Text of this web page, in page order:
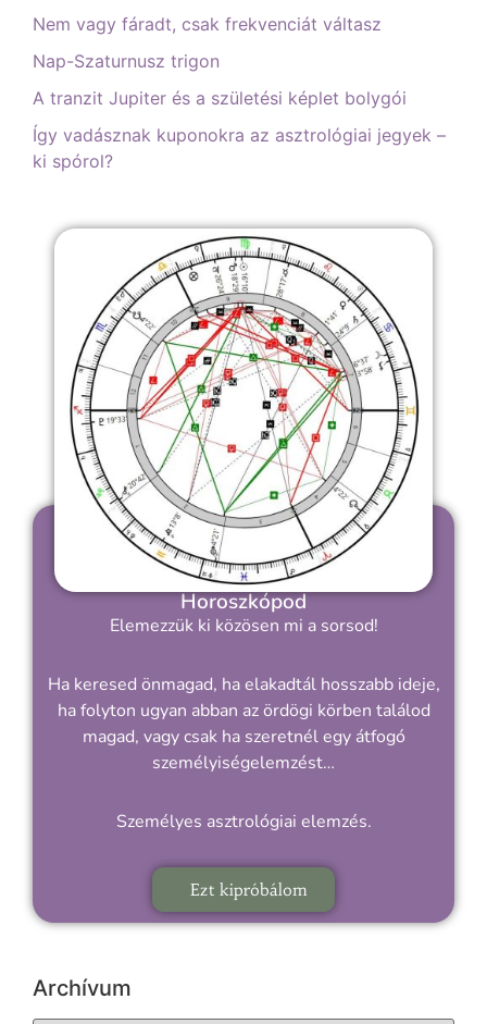
Nem vagy fáradt, csak frekvenciát váltasz
Nap-Szaturnusz trigon
A tranzit Jupiter és a születési képlet bolygói
Így vadásznak kuponokra az asztrológiai jegyek –
ki spórol?
Horoszkópod
Elemezzük ki közösen mi a sorsod!
Ha keresed önmagad, ha elakadtál hosszabb ideje,
ha folyton ugyan abban az ördögi körben találod
magad, vagy csak ha szeretnél egy átfogó
személyiségelemzést…
Személyes asztrológiai elemzés.
Ezt kipróbálom
Archívum